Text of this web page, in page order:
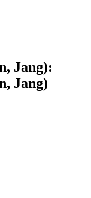
Jang):
Jang)